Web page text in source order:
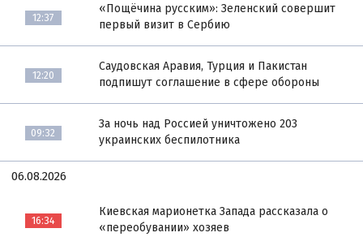
12:37
«Пощёчина русским»: Зеленский совершит
первый визит в Сербию
12:20
Саудовская Аравия, Турция и Пакистан
подпишут соглашение в сфере обороны
09:32
За ночь над Россией уничтожено 203
украинских беспилотника
06.08.2026
16:34
Киевская марионетка Запада рассказала о
«переобувании» хозяев